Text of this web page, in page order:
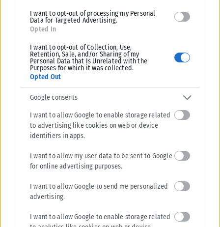
I want to opt-out of processing my Personal
Data for Targeted Advertising.
Opted In
I want to opt-out of Collection, Use,
Retention, Sale, and/or Sharing of my
Personal Data that Is Unrelated with the
Purposes for which it was collected.
Opted Out
Google consents
I want to allow Google to enable storage related
to advertising like cookies on web or device
identifiers in apps.
I want to allow my user data to be sent to Google
for online advertising purposes.
I want to allow Google to send me personalized
advertising.
I want to allow Google to enable storage related
λύσεις που βασίζονται στις ΑΠΕ. Ένα φωτοβολταϊκό σύστημα
ισχύος 5 kW κοστίζει περίπου 8.000 ευρώ και μπορεί να
καλύψει σχεδόν ολόκληρη την ετήσια κατανάλωση ρεύματος
ενός μέσου σπιτιού, παράγοντας περίπου 6.000-7.000 kWh τον
χρόνο. Η ετήσια εξοικονόμηση μπορεί να φτάσει τα 1.400-
1.800 ευρώ, γεγονός που σημαίνει ότι η επένδυση
αποσβένεται συνήθως μέσα σε 5-7 χρόνια. Παράλληλα, ένας
μειώνει σημαντικά τα έξοδα για ζεστό νερό και αποσβένεται
σε λίγα χρόνια. Επίσης, η αντλία θερμότητας, αν και απαιτεί
έξοδα θέρμανσης σε σχέση με το πετρέλαιο».
Μιχάλης Χριστοδουλίδης